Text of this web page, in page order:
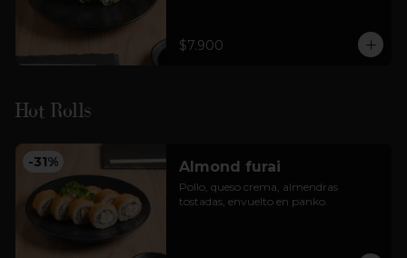
$7.900
Hot Rolls
-31% Almond furai
Pollo, queso crema, almendras
tostadas, envuelto en panko.